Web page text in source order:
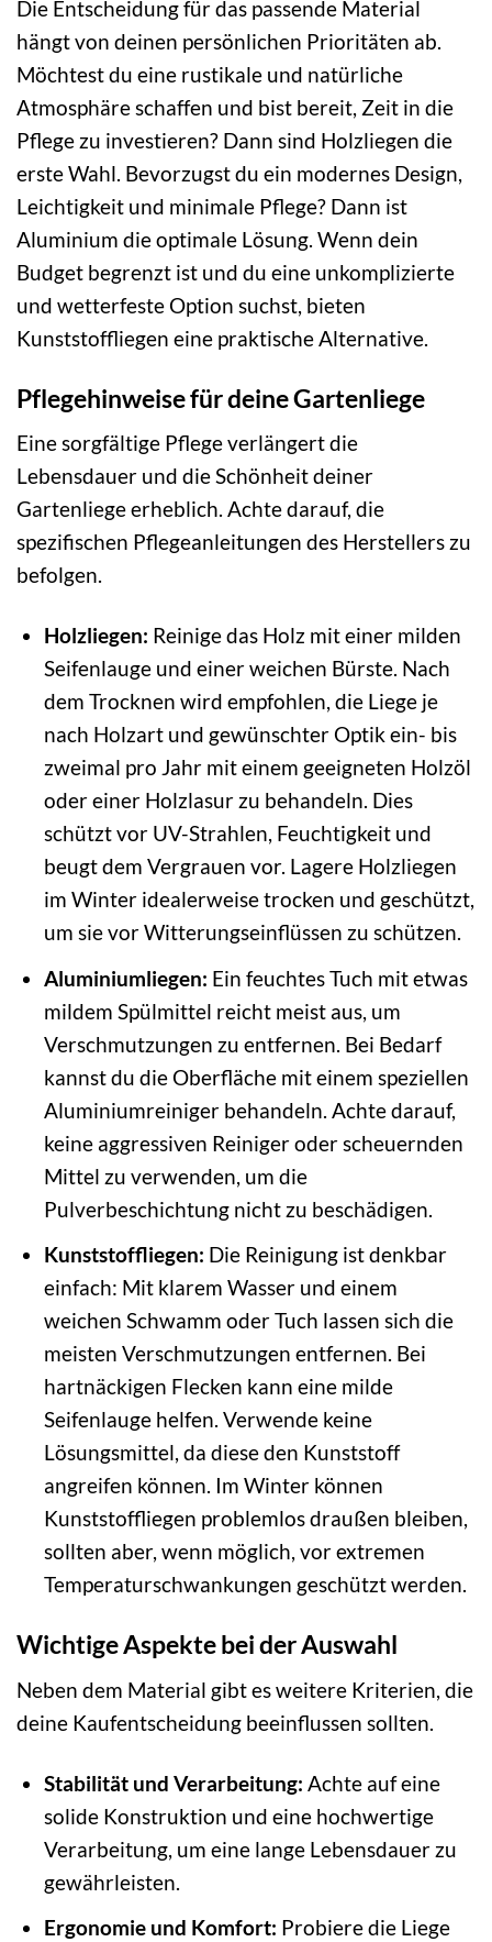
Die Entscheidung für das passende Material
hängt von deinen persönlichen Prioritäten ab.
Möchtest du eine rustikale und natürliche
Atmosphäre schaffen und bist bereit, Zeit in die
Pflege zu investieren? Dann sind Holzliegen die
erste Wahl. Bevorzugst du ein modernes Design,
Leichtigkeit und minimale Pflege? Dann ist
Aluminium die optimale Lösung. Wenn dein
Budget begrenzt ist und du eine unkomplizierte
und wetterfeste Option suchst, bieten
Kunststoffliegen eine praktische Alternative.
Pflegehinweise für deine Gartenliege
Eine sorgfältige Pflege verlängert die
Lebensdauer und die Schönheit deiner
Gartenliege erheblich. Achte darauf, die
spezifischen Pflegeanleitungen des Herstellers zu
befolgen.
Holzliegen: Reinige das Holz mit einer milden
Seifenlauge und einer weichen Bürste. Nach
dem Trocknen wird empfohlen, die Liege je
nach Holzart und gewünschter Optik ein- bis
zweimal pro Jahr mit einem geeigneten Holzöl
oder einer Holzlasur zu behandeln. Dies
schützt vor UV-Strahlen, Feuchtigkeit und
beugt dem Vergrauen vor. Lagere Holzliegen
im Winter idealerweise trocken und geschützt,
um sie vor Witterungseinflüssen zu schützen.
Aluminiumliegen: Ein feuchtes Tuch mit etwas
mildem Spülmittel reicht meist aus, um
Verschmutzungen zu entfernen. Bei Bedarf
kannst du die Oberfläche mit einem speziellen
Aluminiumreiniger behandeln. Achte darauf,
keine aggressiven Reiniger oder scheuernden
Mittel zu verwenden, um die
Pulverbeschichtung nicht zu beschädigen.
Kunststoffliegen: Die Reinigung ist denkbar
einfach: Mit klarem Wasser und einem
weichen Schwamm oder Tuch lassen sich die
meisten Verschmutzungen entfernen. Bei
hartnäckigen Flecken kann eine milde
Seifenlauge helfen. Verwende keine
Lösungsmittel, da diese den Kunststoff
angreifen können. Im Winter können
Kunststoffliegen problemlos draußen bleiben,
sollten aber, wenn möglich, vor extremen
Temperaturschwankungen geschützt werden.
Wichtige Aspekte bei der Auswahl
Neben dem Material gibt es weitere Kriterien, die
deine Kaufentscheidung beeinflussen sollten.
Stabilität und Verarbeitung: Achte auf eine
solide Konstruktion und eine hochwertige
Verarbeitung, um eine lange Lebensdauer zu
gewährleisten.
Ergonomie und Komfort: Probiere die Liege